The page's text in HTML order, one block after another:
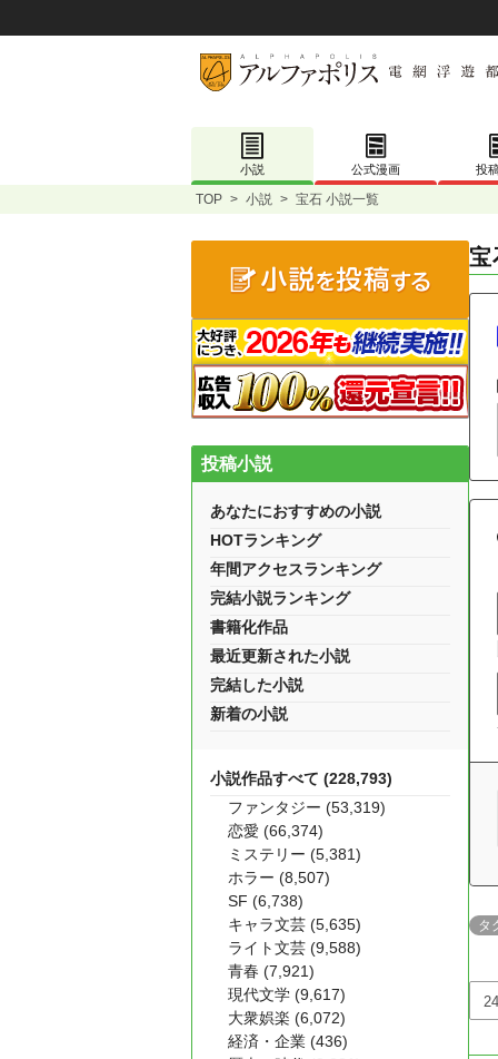
小説 公式漫画 投
TOP > 小説 > 宝石 小説一覧
宝
タ
投稿小説
あなたにおすすめの小説
HOTランキング
年間アクセスランキング
完結小説ランキング
書籍化作品
最近更新された小説
完結した小説
新着の小説
小説作品すべて (228,793)
ファンタジー (53,319)
恋愛 (66,374)
ミステリー (5,381)
ホラー (8,507)
SF (6,738)
キャラ文芸 (5,635)
ライト文芸 (9,588)
青春 (7,921)
現代文学 (9,617)
大衆娯楽 (6,072)
経済・企業 (436)